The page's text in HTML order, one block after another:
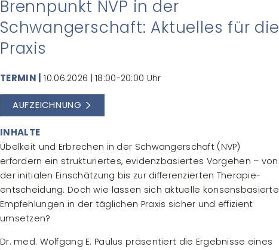
Brennpunkt NVP in der
Schwangerschaft: Aktuelles für die
Praxis
TERMIN | 10.06.2026 | 18:00-20:00 Uhr
AUFZEICHNUNG
INHALTE
Übelkeit und Erbrechen in der Schwangerschaft (NVP)
erfordern ein strukturiertes, evidenzbasiertes Vorgehen – von
der initialen Einschätzung bis zur differenzierten Therapie­
entscheidung. Doch wie lassen sich aktuelle konsensbasierte
Empfehlungen in der täglichen Praxis sicher und effizient
umsetzen?
Dr. med. Wolfgang E. Paulus präsentiert die Ergebnisse eines